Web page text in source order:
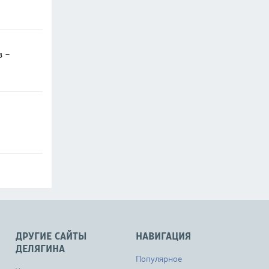
-
НАВИГАЦИЯ
Популярное
ДРУГИЕ САЙТЫ
ДЕЛЯГИНА